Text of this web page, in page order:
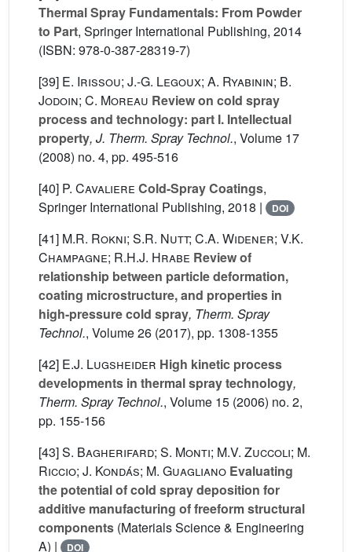
Thermal Spray Fundamentals: From Powder
to Part, Springer International Publishing, 2014
(ISBN: 978-0-387-28319-7)
[39] E. Irissou; J.-G. Legoux; A. Ryabinin; B.
Jodoin; C. Moreau Review on cold spray
process and technology: part I. Intellectual
property, J. Therm. Spray Technol., Volume 17
(2008) no. 4, pp. 495-516
[40] P. Cavaliere Cold-Spray Coatings,
Springer International Publishing, 2018 |
DOI
[41] M.R. Rokni; S.R. Nutt; C.A. Widener; V.K.
Champagne; R.H.J. Hrabe Review of
relationship between particle deformation,
coating microstructure, and properties in
high-pressure cold spray, Therm. Spray
Technol., Volume 26 (2017), pp. 1308-1355
[42] E.J. Lugsheider High kinetic process
developments in thermal spray technology,
Therm. Spray Technol., Volume 15 (2006) no. 2,
pp. 155-156
[43]S. Bagherifard; S. Monti; M.V. Zuccoli; M.
Riccio; J. Kondás; M. Guagliano Evaluating
the potential of cold spray deposition for
additive manufacturing of freeform structural
components (Materials Science & Engineering
A) |
DOI